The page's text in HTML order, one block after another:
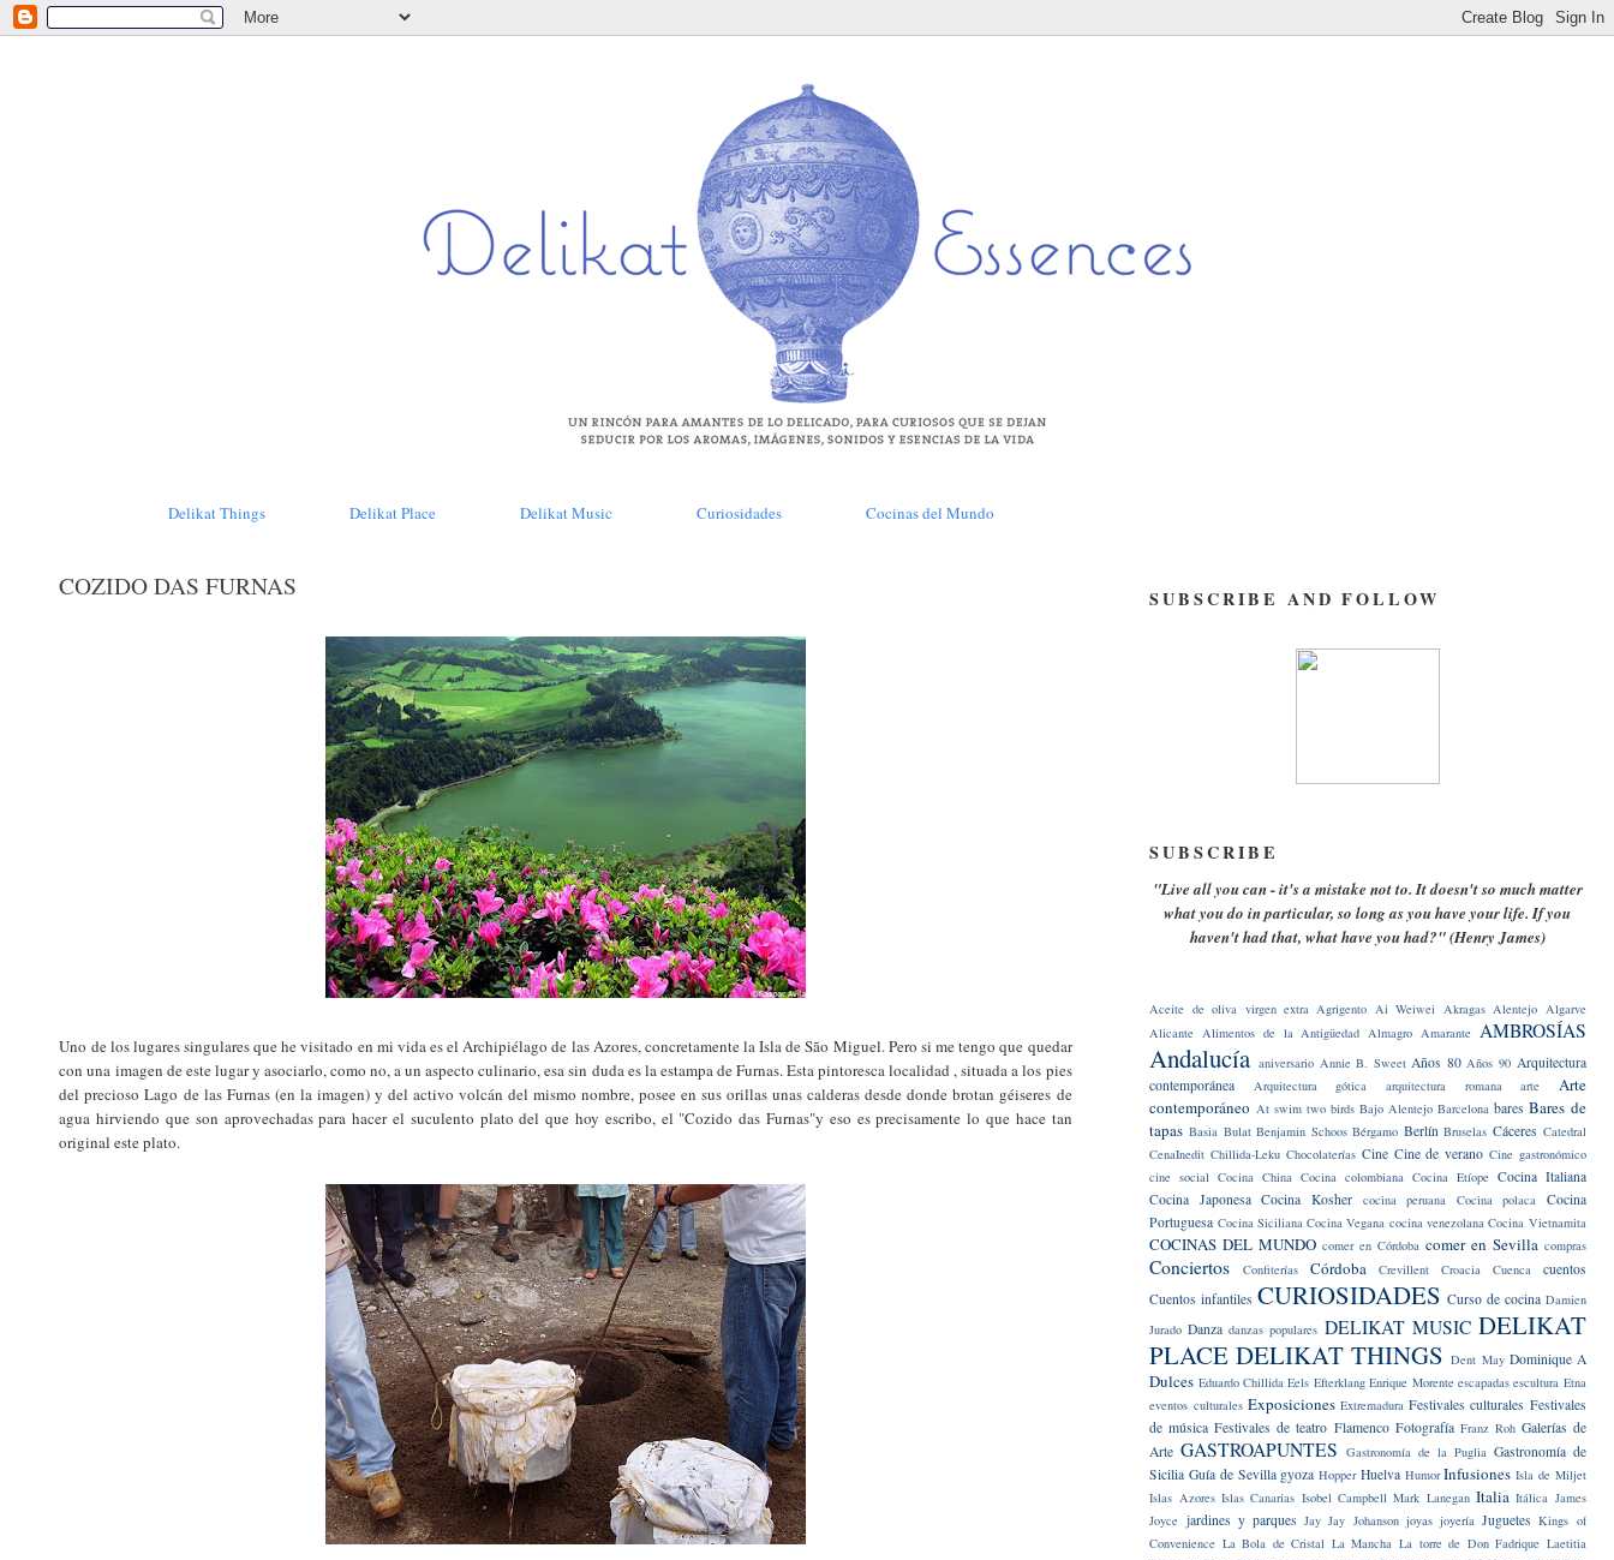
Delikat Things Delikat Place Delikat Music Curiosidades Cocinas del Mundo
COZIDO DAS FURNAS
Uno de los lugares singulares que he visitado en mi vida es el Archipiélago de las Azores, concretamente la Isla de São Miguel. Pero si me tengo que quedar
con una imagen de este lugar y asociarlo, como no, a un aspecto culinario, esa sin duda es la estampa de Furnas. Esta pintoresca localidad , situada a los pies
del precioso Lago de las Furnas (en la imagen) y del activo volcán del mismo nombre, posee en sus orillas unas calderas desde donde brotan géiseres de
agua hirviendo que son aprovechadas para hacer el suculento plato del que hoy escribo, el "Cozido das Furnas"y eso es precisamente lo que hace tan
original este plato.
SUBSCRIBE AND FOLLOW
SUBSCRIBE
"Live all you can - it's a mistake not to. It doesn't so much matter
what you do in particular, so long as you have your life. If you
haven't had that, what have you had?" (Henry James)
Aceite de oliva virgen extra Agrigento Ai Weiwei Akragas Alentejo Algarve
Alicante Alimentos de la Antigüedad Almagro Amarante AMBROSÍAS
Andalucía aniversario Annie B. Sweet Años 80 Años 90 Arquitectura
contemporánea
Arquitectura gótica arquitectura romana arte
Arte
contemporáneo At swim two birds Bajo Alentejo Barcelona bares Bares de
tapas Basia Bulat Benjamin Schoos Bérgamo Berlín Bruselas Cáceres Catedral
CenaInedit Chillida-Leku Chocolaterías Cine Cine de verano Cine gastronómico
cine social Cocina China Cocina colombiana Cocina Etíope Cocina Italiana
Cocina Japonesa Cocina Kosher cocina peruana Cocina polaca
Cocina
Portuguesa Cocina Siciliana Cocina Vegana cocina venezolana Cocina Vietnamita
COCINAS DEL MUNDO comer en Córdoba comer en Sevilla compras
Conciertos Confiterías Córdoba Crevillent Croacia Cuenca
cuentos
Cuentos infantiles CURIOSIDADES Curso de cocina Damien
Jurado Danza danzas populares DELIKAT MUSIC DELIKAT
PLACE DELIKAT THINGS Dent May Dominique A
Dulces Eduardo Chillida Eels Efterklang Enrique Morente escapadas escultura Etna
eventos culturales Exposiciones Extremadura Festivales culturales Festivales
de música Festivales de teatro Flamenco Fotografía Franz Roh Galerías de
Arte GASTROAPUNTES Gastronomía de la Puglia Gastronomía de
Sicilia Guía de Sevilla gyoza Hopper Huelva Humor Infusiones Isla de Miljet
Islas Azores Islas Canarias Isobel Campbell Mark Lanegan Italia Itálica James
Joyce jardines y parques Jay Jay Johanson joyas joyería Juguetes Kings of
Convenience La Bola de Cristal La Mancha La torre de Don Fadrique Laetitia